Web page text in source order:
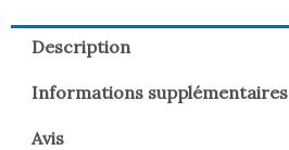
Description
Informations supplémentaires
Avis